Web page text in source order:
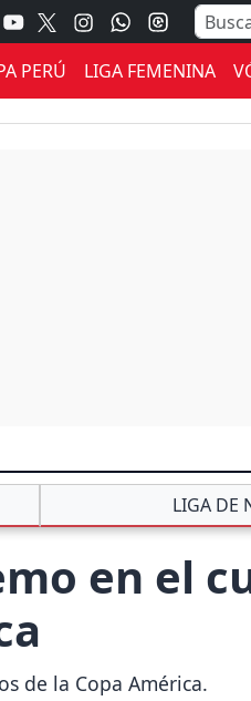
PERÚ LIGA FEMENINA
LIGA DE
en el
de la Copa América.